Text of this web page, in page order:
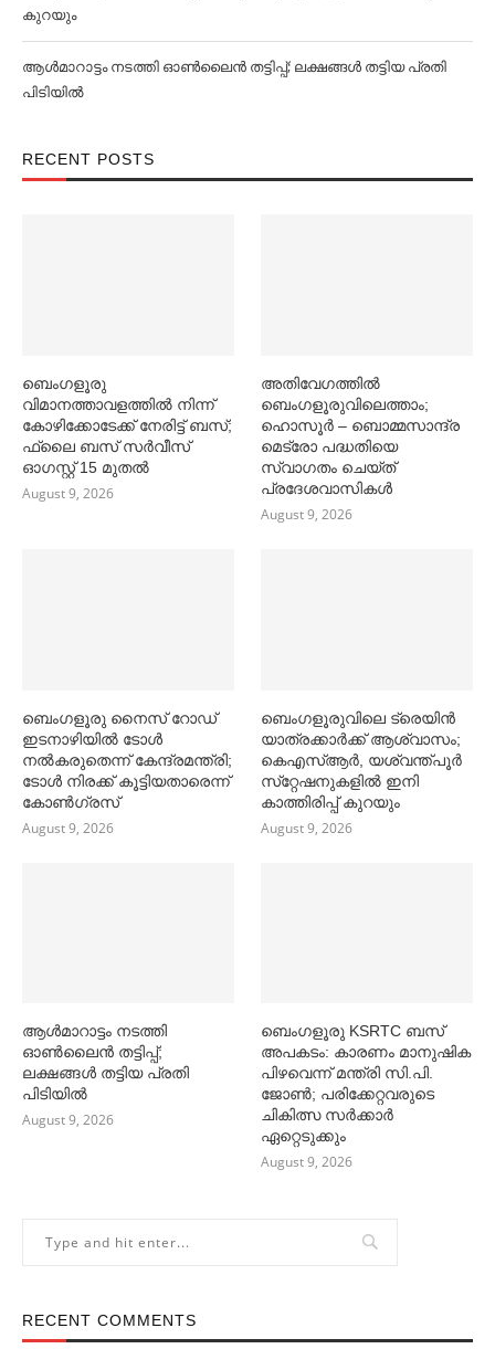
കുറയും
ആള്‍മാറാട്ടം നടത്തി ഓണ്‍ലൈൻ തട്ടിപ്പ്; ലക്ഷങ്ങള്‍ തട്ടിയ പ്രതി
പിടിയില്‍
RECENT POSTS
ബെംഗളൂരു
വിമാനത്താവളത്തില്‍ നിന്ന്
കോഴിക്കോടേക്ക് നേരിട്ട് ബസ്;
ഫ്ലൈ ബസ് സര്‍വീസ്
ഓഗസ്റ്റ് 15 മുതല്‍
August 9, 2026
അതിവേഗത്തില്‍
ബെംഗളൂരുവിലെത്താം;
ഹൊസൂര്‍ – ബൊമ്മസാന്ദ്ര
മെട്രോ പദ്ധതിയെ
സ്വാഗതം ചെയ്ത്
പ്രദേശവാസികള്‍
August 9, 2026
ബെംഗളൂരു നൈസ് റോഡ്
ഇടനാഴിയില്‍ ടോള്‍
നല്‍കരുതെന്ന് കേന്ദ്രമന്ത്രി;
ടോള്‍ നിരക്ക് കൂട്ടിയതാരെന്ന്
കോണ്‍ഗ്രസ്
August 9, 2026
ബെംഗളൂരുവിലെ ട്രെയിൻ
യാത്രക്കാര്‍ക്ക് ആശ്വാസം;
കെഎസ്‌ആര്‍, യശ്വന്ത്പൂര്‍
സ്‌റ്റേഷനുകളില്‍ ഇനി
കാത്തിരിപ്പ് കുറയും
August 9, 2026
ആള്‍മാറാട്ടം നടത്തി
ഓണ്‍ലൈൻ തട്ടിപ്പ്;
ലക്ഷങ്ങള്‍ തട്ടിയ പ്രതി
പിടിയില്‍
August 9, 2026
ബെംഗളൂരു KSRTC ബസ്
അപകടം: കാരണം മാനുഷിക
പിഴവെന്ന് മന്ത്രി സി.പി.
ജോണ്‍; പരിക്കേറ്റവരുടെ
ചികിത്സ സര്‍ക്കാര്‍
ഏറ്റെടുക്കും
August 9, 2026
RECENT COMMENTS